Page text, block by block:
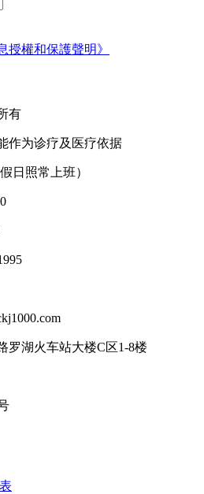
授權和保護聲明》
有
作为诊疗及医疗依据
日照常上班）
罗湖火车站大楼C区1-8楼